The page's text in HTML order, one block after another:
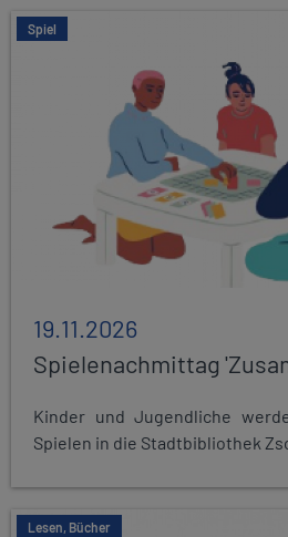
Spiel
19.11.2026
Spielenachmittag
Kinder und Jugendliche
Spielen in die Stadtbibliothek
Lesen, Bücher